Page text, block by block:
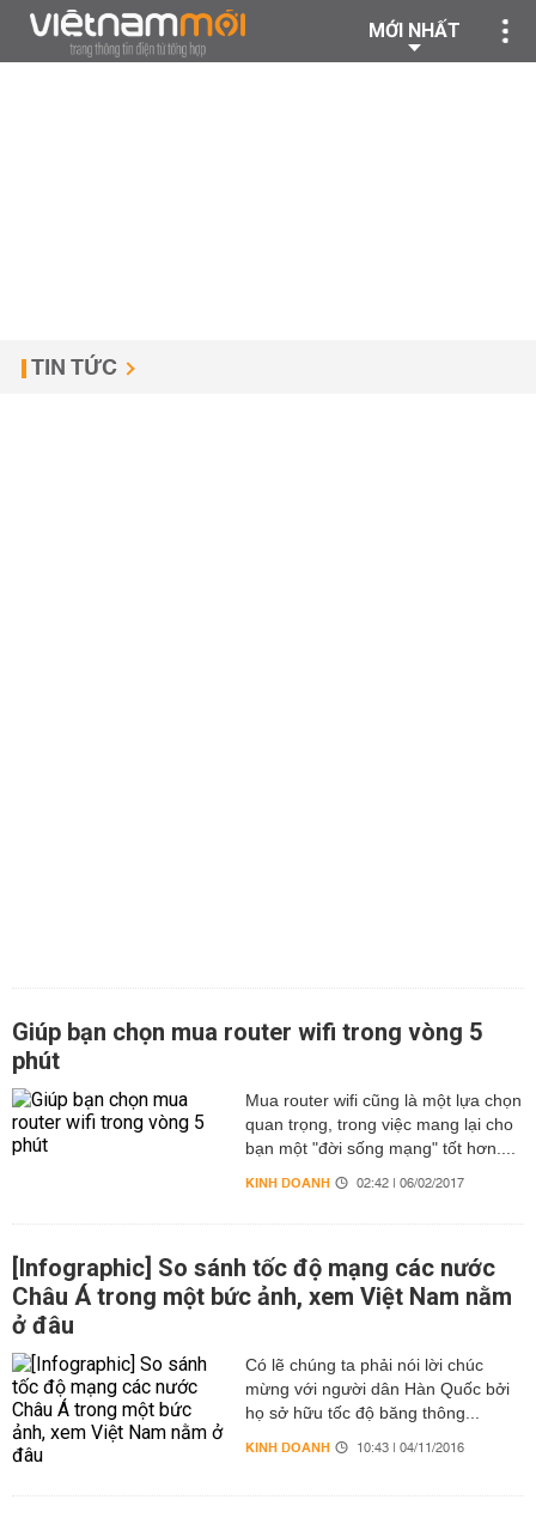
MỚI NHẤT
TIN TỨC
Giúp bạn chọn mua router wifi trong vòng 5
phút
Mua router wifi cũng là một lựa chọn
quan trọng, trong việc mang lại cho
bạn một "đời sống mạng" tốt hơn....
KINH DOANH 02:42 | 06/02/2017
[Infographic] So sánh tốc độ mạng các nước
Châu Á trong một bức ảnh, xem Việt Nam nằm
ở đâu
Có lẽ chúng ta phải nói lời chúc
mừng với người dân Hàn Quốc bởi
họ sở hữu tốc độ băng thông...
KINH DOANH 10:43 | 04/11/2016